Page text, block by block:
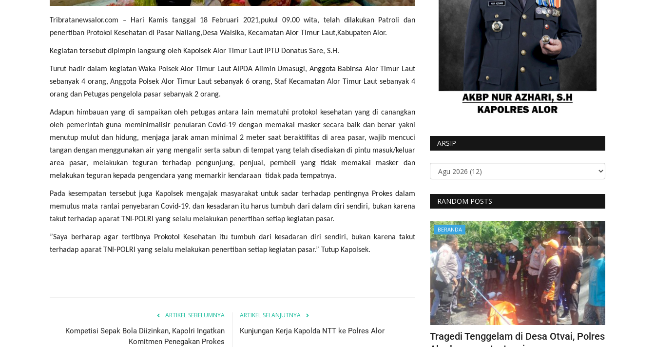
Tribratanewsalor.com – Hari Kamis tanggal 18 Februari 2021,pukul 09.00 wita, telah dilakukan Patroli dan
penertiban Protokol Kesehatan di Pasar Nailang,Desa Waisika, Kecamatan Alor Timur Laut,Kabupaten Alor.
Kegiatan tersebut dipimpin langsung oleh Kapolsek Alor Timur Laut IPTU Donatus Sare, S.H.
Turut hadir dalam kegiatan Waka Polsek Alor Timur Laut AIPDA Alimin Umasugi, Anggota Babinsa Alor Timur Laut
sebanyak 4 orang, Anggota Polsek Alor Timur Laut sebanyak 6 orang, Staf Kecamatan Alor Timur Laut sebanyak 4
orang dan Petugas pengelola pasar sebanyak 2 orang.
Adapun himbauan yang di sampaikan oleh petugas antara lain mematuhi protokol kesehatan yang di canangkan
oleh pemerintah guna meminimalisir penularan Covid-19 dengan memakai masker secara baik dan benar yakni
menutup mulut dan hidung, menjaga jarak aman minimal 2 meter saat beraktifitas di area pasar, wajib mencuci
tangan dengan menggunakan air yang mengalir serta sabun di tempat yang telah disediakan di pintu masuk/keluar
area pasar, melakukan teguran terhadap pengunjung, penjual, pembeli yang tidak memakai masker dan
melakukan teguran kepada pengendara yang memarkir kendaraan tidak pada tempatnya.
Pada kesempatan tersebut juga Kapolsek mengajak masyarakat untuk sadar terhadap pentingnya Prokes dalam
memutus mata rantai penyebaran Covid-19. dan kesadaran itu harus tumbuh dari dalam diri sendiri, bukan karena
takut terhadap aparat TNI-POLRI yang selalu melakukan penertiban setiap kegiatan pasar.
”Saya berharap agar tertibnya Prokotol Kesehatan itu tumbuh dari kesadaran diri sendiri, bukan karena takut
terhadap aparat TNI-POLRI yang selalu melakukan penertiban setiap kegiatan pasar.” Tutup Kapolsek.
ARTIKEL SEBELUMNYA
Kompetisi Sepak Bola Diizinkan, Kapolri Ingatkan
Komitmen Penegakan Prokes
ARTIKEL SELANJUTNYA
Kunjungan Kerja Kapolda NTT ke Polres Alor
ARSIP
RANDOM POSTS
Marapi Yang
Ketua Komisi III: Polri Berhasil
Kasus Pedagang Dipukul Preman Jadi
BERANDA
Tragedi Tenggelam di Desa Otvai, Polres